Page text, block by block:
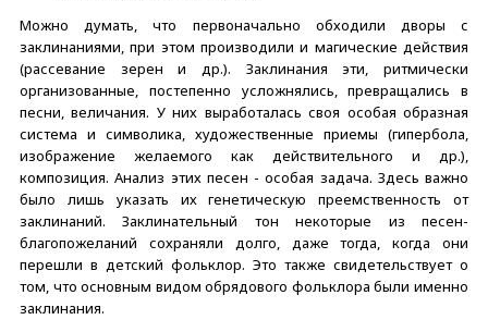
Можно думать, что первоначально обходили дворы с
заклинаниями, при этом производили и магические действия
(рассевание зерен и др.). Заклинания эти, ритмически
организованные, постепенно усложнялись, превращались в
песни, величания. У них выработалась своя особая образная
система и символика, художественные приемы (гипербола,
изображение желаемого как действительного и др.),
композиция. Анализ этих песен - особая задача. Здесь важно
было лишь указать их генетическую преемственность от
заклинаний. Заклинательный тон некоторые из песен-
благопожеланий сохраняли долго, даже тогда, когда они
перешли в детский фольклор. Это также свидетельствует о
том, что основным видом обрядового фольклора были именно
заклинания.